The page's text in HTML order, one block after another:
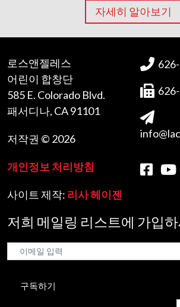
자세히 알아보기
로스앤젤레스
어린이 합창단
585 E. Colorado Blvd.
패서디나, CA 91101
저작권 © 2026
개인정보 처리방침
사이트 제작: 리사 헤이젠
저희 메일링 리스트에 가입